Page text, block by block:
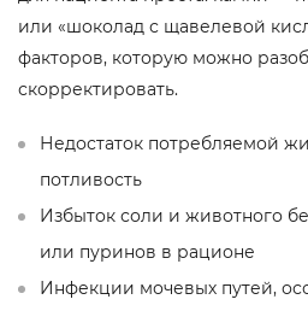
или «шоколад с щавелевой
факторов, которую можно
скорректировать.
Недостаток потребляемой
потливость
Избыток соли и животного
или пуринов в рационе
Инфекции мочевых путей,